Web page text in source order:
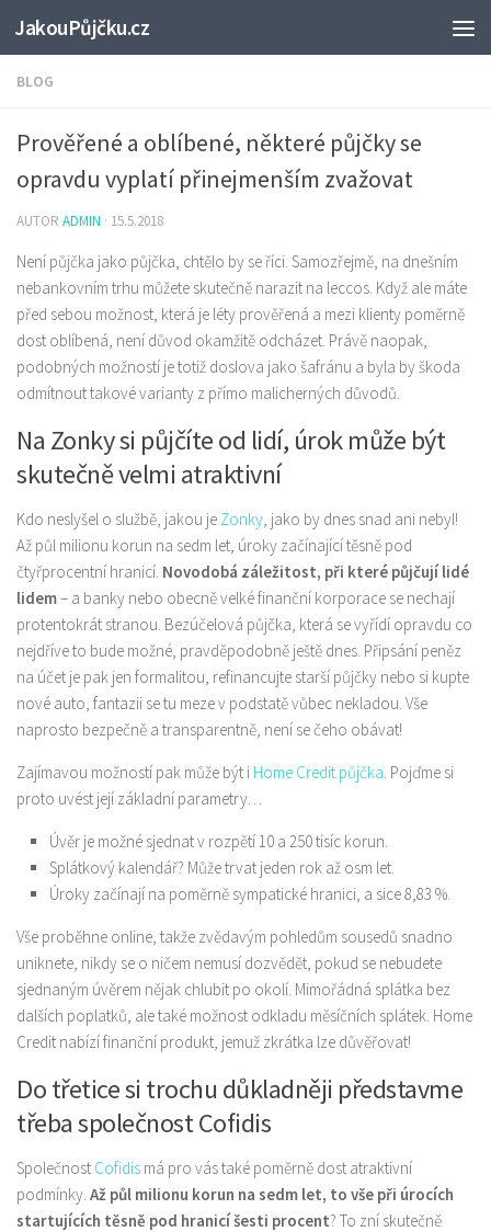
JakouPůjčku.cz
BLOG
Prověřené a oblíbené, některé půjčky se
opravdu vyplatí přinejmenším zvažovat
AUTOR ADMIN · 15.5.2018
Není půjčka jako půjčka, chtělo by se říci. Samozřejmě, na dnešním
nebankovním trhu můžete skutečně narazit na leccos. Když ale máte
před sebou možnost, která je léty prověřená a mezi klienty poměrně
dost oblíbená, není důvod okamžitě odcházet. Právě naopak,
podobných možností je totiž doslova jako šafránu a byla by škoda
odmítnout takové varianty z přímo malicherných důvodů.
Na Zonky si půjčíte od lidí, úrok může být
skutečně velmi atraktivní
Kdo neslyšel o službě, jakou je Zonky, jako by dnes snad ani nebyl!
Až půl milionu korun na sedm let, úroky začínající těsně pod
čtyřprocentní hranicí. Novodobá záležitost, při které půjčují lidé
lidem– a banky nebo obecně velké finanční korporace se nechají
protentokrát stranou. Bezúčelová půjčka, která se vyřídí opravdu co
nejdříve to bude možné, pravděpodobně ještě dnes. Připsání peněz
na účet je pak jen formalitou, refinancujte starší půjčky nebo si kupte
nové auto, fantazii se tu meze v podstatě vůbec nekladou. Vše
naprosto bezpečně a transparentně, není se čeho obávat!
Zajímavou možností pak může být i Home Credit půjčka. Pojďme si
proto uvést její základní parametry…
Úvěr je možné sjednat v rozpětí 10 a 250 tisíc korun.
Splátkový kalendář? Může trvat jeden rok až osm let.
Úroky začínají na poměrně sympatické hranici, a sice 8,83 %.
Vše proběhne online, takže zvědavým pohledům sousedů snadno
uniknete, nikdy se o ničem nemusí dozvědět, pokud se nebudete
sjednaným úvěrem nějak chlubit po okolí. Mimořádná splátka bez
dalších poplatků, ale také možnost odkladu měsíčních splátek. Home
Credit nabízí finanční produkt, jemuž zkrátka lze důvěřovat!
Do třetice si trochu důkladněji představme
třeba společnost Cofidis
Společnost Cofidis má pro vás také poměrně dost atraktivní
podmínky. Až půl milionu korun na sedm let, to vše při úrocích
startujících těsně pod hranicí šesti procent? To zní skutečně